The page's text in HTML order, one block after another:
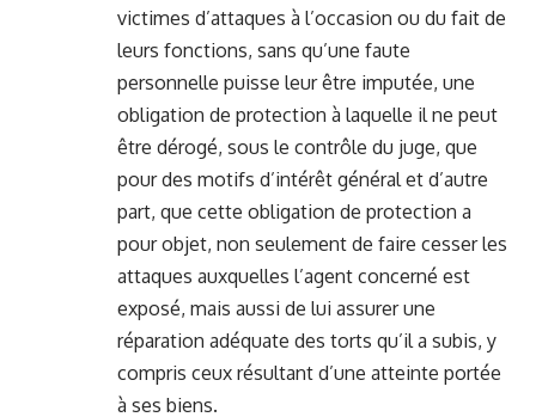
victimes d’attaques à l’occasion ou du fait de
leurs fonctions, sans qu’une faute
personnelle puisse leur être imputée, une
obligation de protection à laquelle il ne peut
être dérogé, sous le contrôle du juge, que
pour des motifs d’intérêt général et d’autre
part, que cette obligation de protection a
pour objet, non seulement de faire cesser les
attaques auxquelles l’agent concerné est
exposé, mais aussi de lui assurer une
réparation adéquate des torts qu’il a subis, y
compris ceux résultant d’une atteinte portée
à ses biens.